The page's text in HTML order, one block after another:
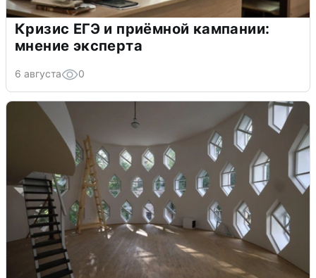
Кризис ЕГЭ и приёмной кампании:
мнение эксперта
6 августа 0